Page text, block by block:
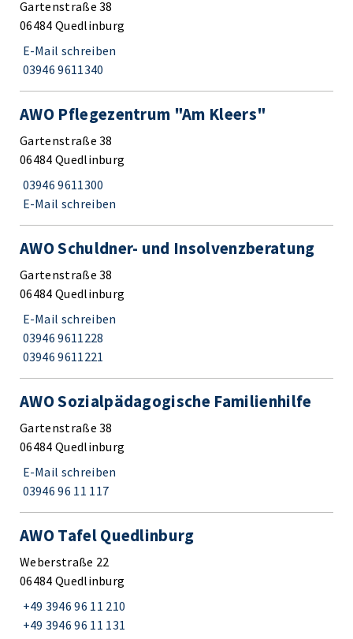
Gartenstraße 38
06484 Quedlinburg
E-Mail schreiben
03946 9611340
AWO Pflegezentrum "Am Kleers"
Gartenstraße 38
06484 Quedlinburg
03946 9611300
E-Mail schreiben
AWO Schuldner- und Insolvenzberatung
Gartenstraße 38
06484 Quedlinburg
E-Mail schreiben
03946 9611228
03946 9611221
AWO Sozialpädagogische Familienhilfe
Gartenstraße 38
06484 Quedlinburg
E-Mail schreiben
03946 96 11 117
AWO Tafel Quedlinburg
Weberstraße 22
06484 Quedlinburg
+49 3946 96 11 210
+49 3946 96 11 131